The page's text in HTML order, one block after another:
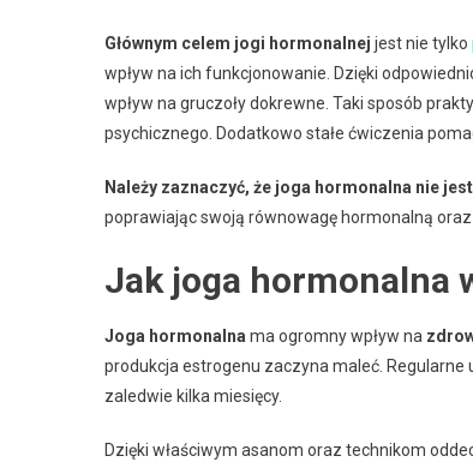
Głównym celem jogi hormonalnej jest nie tylko
wpływ na ich funkcjonowanie. Dzięki
wpływ na gruczoły dokrewne. Taki sposób
psychicznego. Dodatkowo stałe ćwiczenia
Należy zaznaczyć, że joga hormonalna nie
poprawiając swoją równowagę hormonalną
Jak joga hormonalna
Joga hormonalna ma ogromny wpływ na
produkcja estrogenu zaczyna maleć. Regularne
zaledwie kilka miesięcy.
Dzięki właściwym asanom oraz technikom